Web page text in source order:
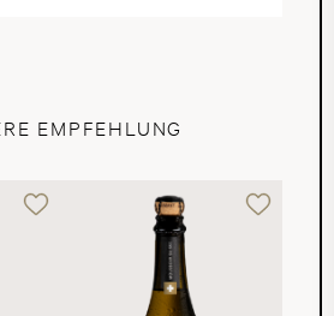
EMPFEHLUNG